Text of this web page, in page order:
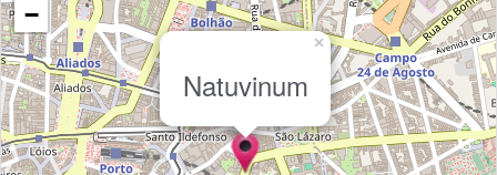
Natuvinum
×
−